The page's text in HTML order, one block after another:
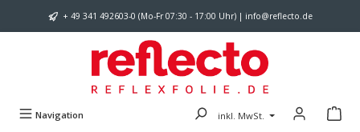
Zum Hauptinhalt springen
+ 49 341 492603-0 (Mo-Fr 07:30 - 17:00 Uhr) | info@reflecto.de
Navigation inkl. MwSt.